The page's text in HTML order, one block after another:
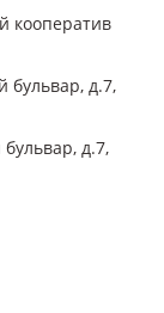
кооператив
бульвар, д.7,
д.7,